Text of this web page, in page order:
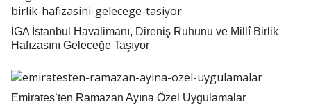
İGA İstanbul Havalimanı, Direniş Ruhunu ve Millî Birlik
Hafızasını Geleceğe Taşıyor
Emirates’ten Ramazan Ayına Özel Uygulamalar